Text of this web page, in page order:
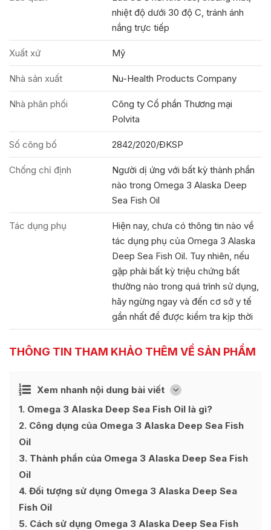
nhiệt độ dưới 30 độ C, tránh ánh
nắng trực tiếp
Xuất xứ Mỹ
Nhà sản xuất Nu-Health Products Company
Nhà phân phối
Công ty Cổ phần Thương mại
Polvita
Số công bố 2842/2020/ĐKSP
Chống chỉ định
Người dị ứng với bất kỳ thành phần
nào trong Omega 3 Alaska Deep
Sea Fish Oil
Tác dụng phụ
Hiện nay, chưa có thông tin nào về
tác dụng phụ của Omega 3 Alaska
Deep Sea Fish Oil. Tuy nhiên, nếu
gặp phải bất kỳ triệu chứng bất
thường nào trong quá trình sử dụng,
hãy ngừng ngay và đến cơ sở y tế
gần nhất để được kiểm tra kịp thời
THÔNG TIN THAM KHẢO THÊM VỀ SẢN PHẨM
Xem nhanh nội dung bài viết [
Ẩn
1 Omega 3 Alaska Deep Sea Fish Oil là gì?
2 Công dụng của Omega 3 Alaska Deep Sea Fish
Oil
3 Thành phần của Omega 3 Alaska Deep Sea Fish
Oil
4 Đối tượng sử dụng Omega 3 Alaska Deep Sea
Fish Oil
5 Cách sử dụng Omega 3 Alaska Deep Sea Fish